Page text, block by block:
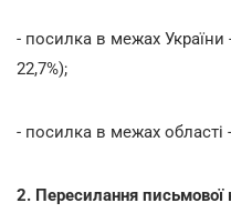
- посилка в межах України
22,7%);
- посилка в межах області
2. Пересилання письмової